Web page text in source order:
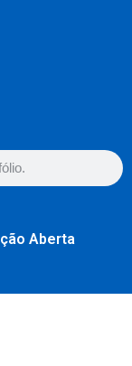
Aberta